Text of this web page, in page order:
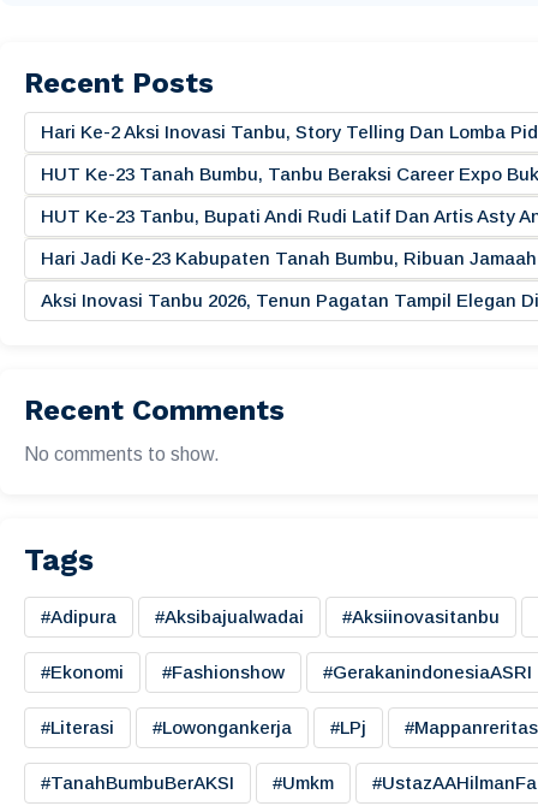
Recent Posts
Hari Ke-2 Aksi Inovasi Tanbu, Story Telling Dan Lomba
HUT Ke-23 Tanah Bumbu, Tanbu Beraksi Career Expo
HUT Ke-23 Tanbu, Bupati Andi Rudi Latif Dan Artis Asty
Hari Jadi Ke-23 Kabupaten Tanah Bumbu, Ribuan
Aksi Inovasi Tanbu 2026, Tenun Pagatan Tampil Elegan
Recent Comments
No comments to show.
Tags
#adipura #aksibajualwadai #aksiinovasitanbu
#ekonomi #fashionshow #gerakanindonesiaASRI
#literasi #lowongankerja #LPj
#TanahBumbuBerAKSI #umkm